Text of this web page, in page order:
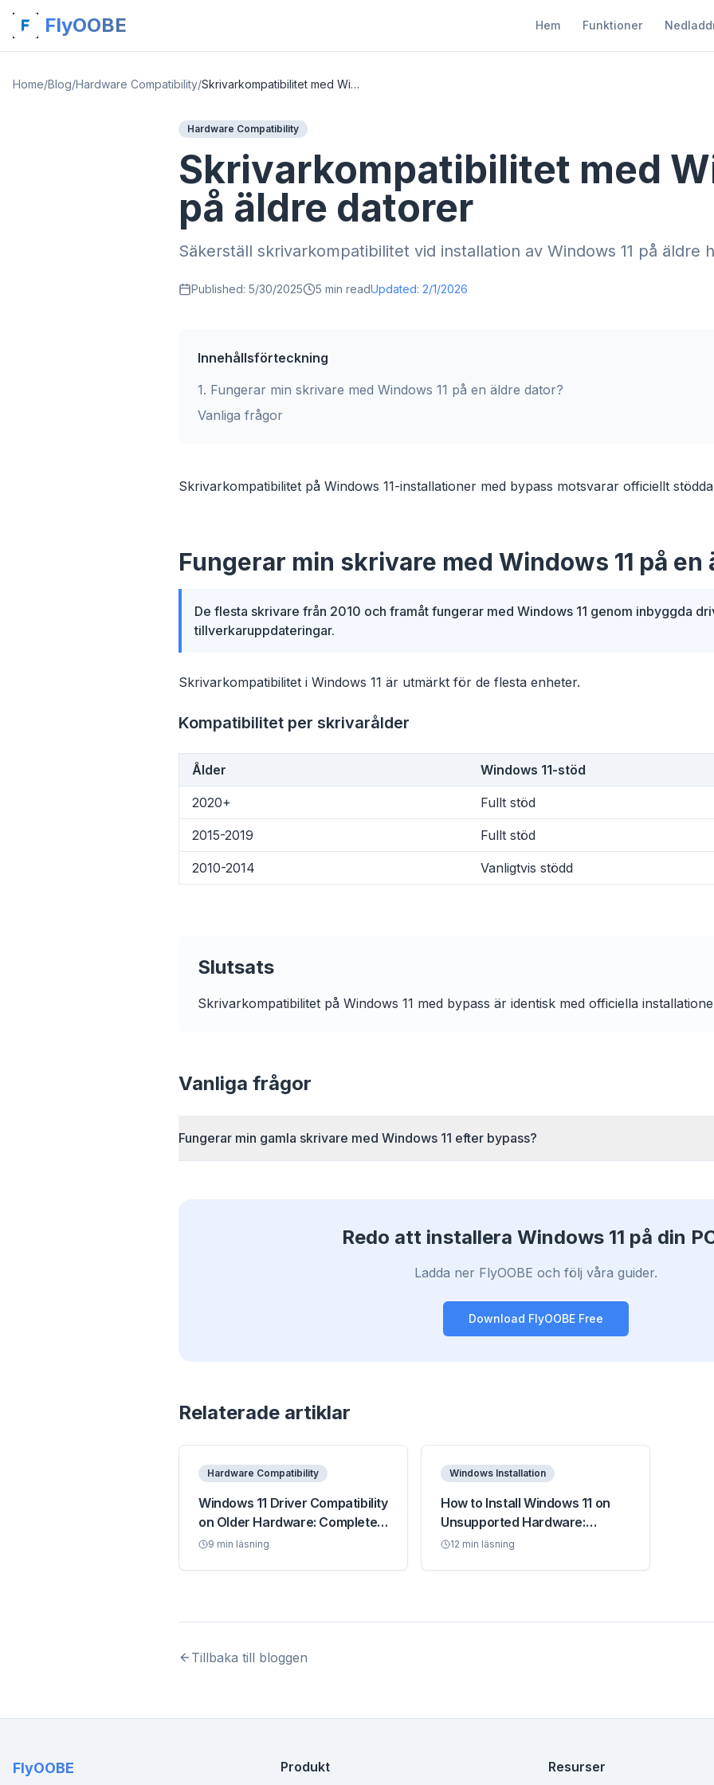
FlyOOBE Hem Funktioner
Home/Blog/Hardware Compatibility/ Skrivarkompatibilitet med Windows 11 på äldre datorer
Hardware Compatibility
Skrivarkompatibilitet med
på äldre datorer
Säkerställ skrivarkompatibilitet vid installation av Windows 11 på äldre
Published: 5/30/2025 5 min readUpdated: 2/1/2026
Innehållsförteckning
1. Fungerar min skrivare med Windows 11 på en äldre dator?
Vanliga frågor
Skrivarkompatibilitet på Windows 11-installationer med bypass motsvarar officiellt
Fungerar min skrivare med Windows 11 på en
De flesta skrivare från 2010 och framåt fungerar med Windows 11 genom inbyggda
tillverkaruppdateringar.
Skrivarkompatibilitet i Windows 11 är utmärkt för de flesta enheter.
Kompatibilitet per skrivarålder
Ålder Windows 11-stöd
2020+ Fullt stöd
2015-2019 Fullt stöd
2010-2014 Vanligtvis stödd
Slutsats
Skrivarkompatibilitet på Windows 11 med bypass är identisk med officiella
Vanliga frågor
Fungerar min gamla skrivare med Windows 11 efter bypass?
Redo att installera Windows 11 på din
Ladda ner FlyOOBE och följ våra guider.
Download FlyOOBE Free
Relaterade artiklar
Hardware Compatibility
Windows 11 Driver Compatibility
on Older Hardware: Complete
Guide
9 min läsning
Windows Installation
How to Install Windows 11 on
Unsupported Hardware:
Complete 2026 Guide
12 min läsning
Tillbaka till bloggen
FlyOOBE Produkt Resurser
Browser